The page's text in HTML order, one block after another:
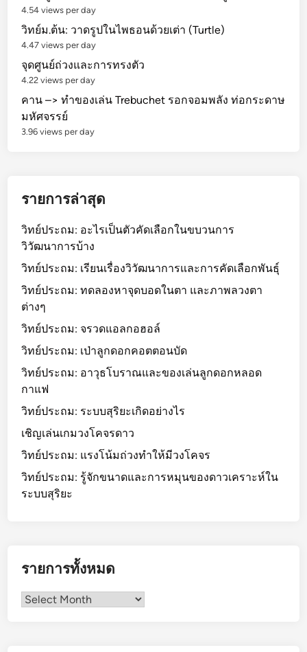
4.54 views per day
วิทย์ม.ต้น: วาดรูปในไพธอนด้วยเต่า (Turtle)
4.47 views per day
จุดศูนย์ถ่วงและการทรงตัว
4.22 views per day
คาน –> ทำของเล่น Trebuchet รอกจอมพลัง ท่อกระดาษ
มหัศจรรย์
3.96 views per day
รายการล่าสุด
วิทย์ประถม: อะไรเป็นตัวคัดเลือกในขบวนการ
วิวัฒนาการบ้าง
วิทย์ประถม: เรียนเรื่องวิวัฒนาการและการคัดเลือกพันธุ์
วิทย์ประถม: ทดลองหาจุดบอดในตา และภาพลวงตา
ต่างๆ
วิทย์ประถม: จรวดแอลกอฮอล์
วิทย์ประถม: เป่าลูกดอกคอตตอนบัด
วิทย์ประถม: อาวุธโบราณและของเล่นลูกดอกหลอด
กาแฟ
วิทย์ประถม: ระบบสุริยะเกิดอย่างไร
เชิญเล่นเกมวงโคจรดาว
วิทย์ประถม: แรงโน้มถ่วงทำให้มีวงโคจร
วิทย์ประถม: รู้จักขนาดและการหมุนของดาวเคราะห์ใน
ระบบสุริยะ
รายการทั้งหมด
รายการ